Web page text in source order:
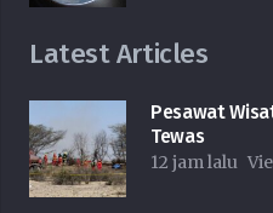
Latest Articles
Pesawat
Tewas
12 jam lalu